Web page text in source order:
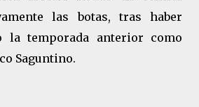
las botas, tras haber
la temporada anterior como
Saguntino.